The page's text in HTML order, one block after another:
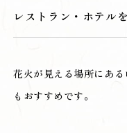
レストラン・ホテル
花火が見える場所にあ
もおすすめです。